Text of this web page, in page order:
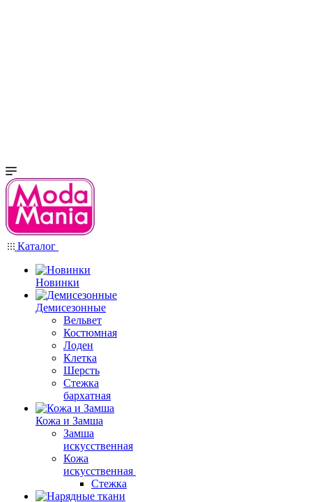
Каталог
Новинки
Демисезонные
Вельвет
Костюмная
Лоден
Клетка
Шерсть
Стежка
бархатная
Кожа и Замша
Замша
искусственная
Кожа
искусственная
Стежка